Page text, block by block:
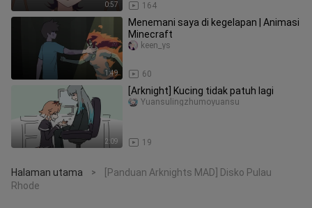
0:57 164
1:49
Menemani saya di kegelapan | Animasi
Minecraft
60
keen_ys
2:09
[Arknight] Kucing tidak patuh lagi
19
Yuansulingzhumoyuansu
Halaman utama >
[Panduan Arknights MAD] Disko Pulau
Rhode